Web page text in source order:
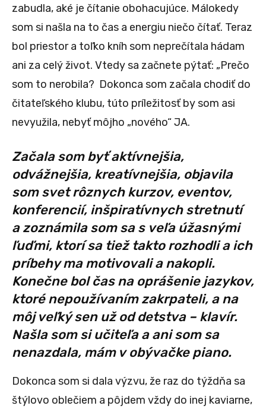
zabudla, aké je čítanie obohacujúce. Málokedy
som si našla na to čas a energiu niečo čítať. Teraz
bol priestor a toľko kníh som neprečítala hádam
ani za celý život. Vtedy sa začnete pýtať: „Prečo
som to nerobila? Dokonca som začala chodiť do
čitateľského klubu, túto príležitosť by som asi
nevyužila, nebyť môjho „nového“ JA.
Začala som byť aktívnejšia,
odvážnejšia, kreatívnejšia, objavila
som svet rôznych kurzov, eventov,
konferencií, inšpiratívnych stretnutí
a zoznámila som sa s veľa úžasnými
ľuďmi, ktorí sa tiež takto rozhodli a ich
príbehy ma motivovali a nakopli.
Konečne bol čas na oprášenie jazykov,
ktoré nepoužívaním zakrpateli, a na
môj veľký sen už od detstva – klavír.
Našla som si učiteľa a ani som sa
nenazdala, mám v obývačke piano.
Dokonca som si dala výzvu, že raz do týždňa sa
štýlovo oblečiem a pôjdem vždy do inej kaviarne,